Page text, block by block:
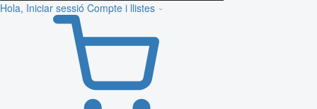
Hola, Iniciar sessió Compte i llistes